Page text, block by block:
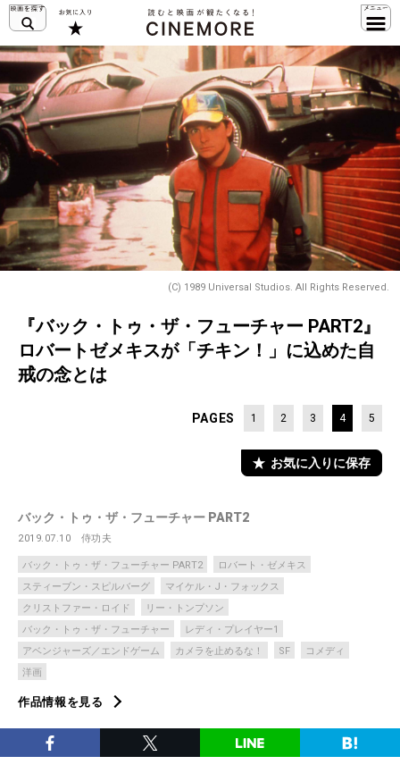
(C) 1989 Universal Studios. All Rights Reserved.
『バック・トゥ・ザ・フューチャー PART2』
ロバートゼメキスが「チキン！」に込めた自
戒の念とは
PAGES 1 2 3 4 5
お気に入りに保存
バック・トゥ・ザ・フューチャー PART2
2019.07.10 侍功夫
バック・トゥ・ザ・フューチャー PART2
ロバート・ゼメキス
スティーブン・スピルバーグ
マイケル・J・フォックス
クリストファー・ロイド
リー・トンプソン
バック・トゥ・ザ・フューチャー
レディ・プレイヤー1
アベンジャーズ／エンドゲーム
カメラを止めるな！ SF
コメディ
洋画
作品情報を見る